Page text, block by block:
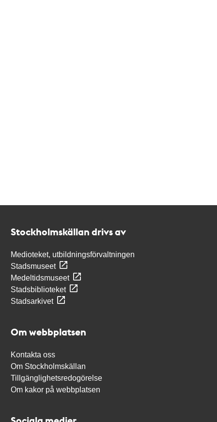
Stockholmskällan drivs av
Medioteket, utbildningsförvaltningen
Stadsmuseet
Medeltidsmuseet
Stadsbiblioteket
Stadsarkivet
Om webbplatsen
Kontakta oss
Om Stockholmskällan
Tillgänglighetsredogörelse
Om kakor på webbplatsen